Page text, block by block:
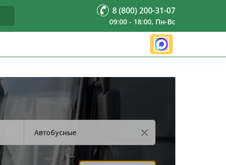
8 (800) 200-31-07
09:00 - 18:00, Пн-Вс
Автобусные